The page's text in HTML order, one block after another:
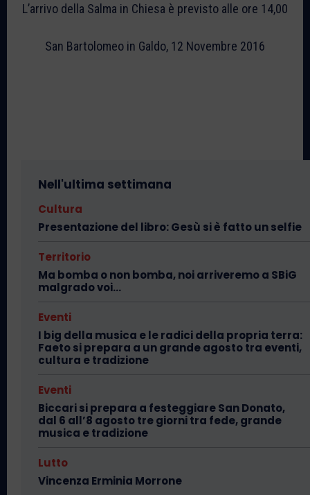
L’arrivo della Salma in Chiesa è previsto alle ore 14,00
San Bartolomeo in Galdo, 12 Novembre 2016
Nell'ultima settimana
Cultura
Presentazione del libro: Gesù si è fatto un selfie
Territorio
Ma bomba o non bomba, noi arriveremo a SBiG
malgrado voi…
Eventi
I big della musica e le radici della propria terra:
Faeto si prepara a un grande agosto tra eventi,
cultura e tradizione
Eventi
Biccari si prepara a festeggiare San Donato,
dal 6 all’8 agosto tre giorni tra fede, grande
musica e tradizione
Lutto
Vincenza Erminia Morrone